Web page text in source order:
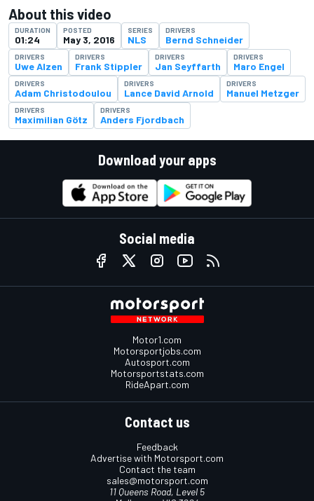
About this video
DURATION
01:24
POSTED
May 3, 2016
SERIES
NLS
DRIVERS
Bernd Schneider
DRIVERS
Uwe Alzen
DRIVERS
Frank Stippler
DRIVERS
Jan Seyffarth
DRIVERS
Maro Engel
DRIVERS
Adam Christodoulou
DRIVERS
Lance David Arnold
DRIVERS
Manuel Metzger
DRIVERS
Maximilian Götz
DRIVERS
Anders Fjordbach
Download your apps
Social media
Motor1.com
Motorsportjobs.com
Autosport.com
Motorsportstats.com
RideApart.com
Contact us
Feedback
Advertise with Motorsport.com
Contact the team
sales@motorsport.com
11 Queens Road, Level 5